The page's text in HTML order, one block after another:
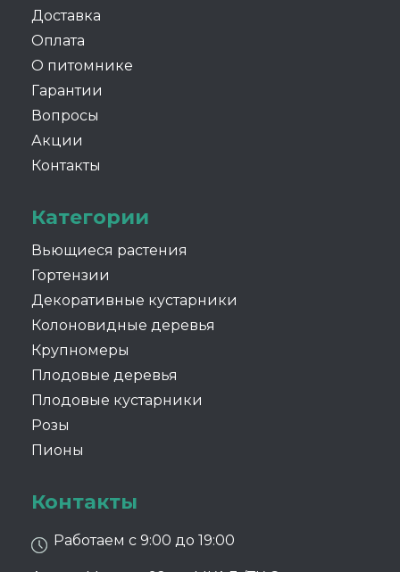
Доставка
Оплата
О питомнике
Гарантии
Вопросы
Акции
Контакты
Категории
Вьющиеся растения
Гортензии
Декоративные кустарники
Колоновидные деревья
Крупномеры
Плодовые деревья
Плодовые кустарники
Розы
Пионы
Контакты
Работаем с 9:00 до 19:00